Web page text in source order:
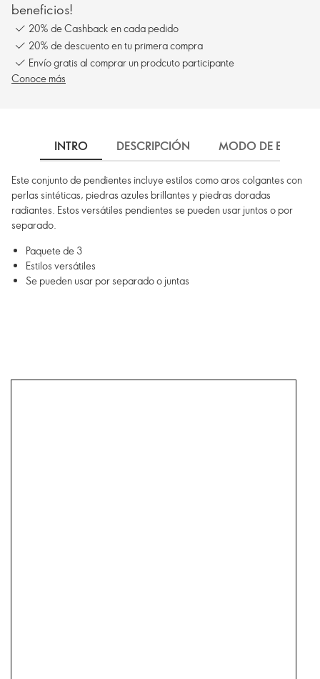
beneficios!
20% de Cashback en cada pedido
20% de descuento en tu primera compra
Envío gratis al comprar un prodcuto participante
Conoce más
INTRO DESCRIPCIÓN MODO DE EMPLEO
Este conjunto de pendientes incluye estilos como aros colgantes con
perlas sintéticas, piedras azules brillantes y piedras doradas
radiantes. Estos versátiles pendientes se pueden usar juntos o por
separado.
Paquete de 3
Estilos versátiles
Se pueden usar por separado o juntas